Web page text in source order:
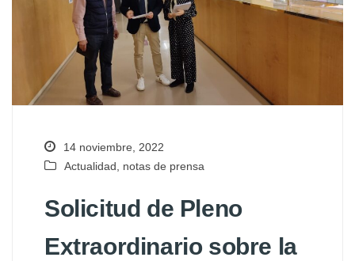
14 noviembre, 2022
Actualidad, notas de prensa
Solicitud de Pleno
Extraordinario sobre la